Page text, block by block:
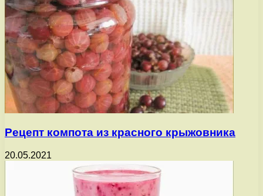
Рецепт компота из красного крыжовника
20.05.2021